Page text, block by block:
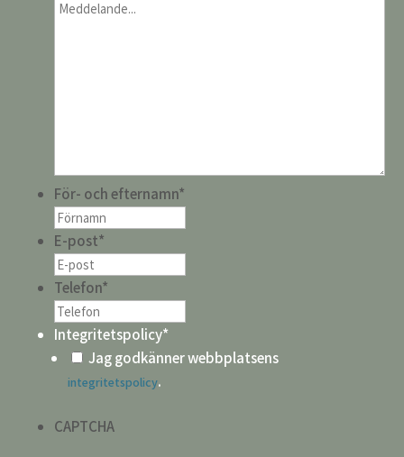
För- och efternamn*
E-post*
Telefon*
Integritetspolicy*
Jag godkänner webbplatsens
integritetspolicy.
CAPTCHA